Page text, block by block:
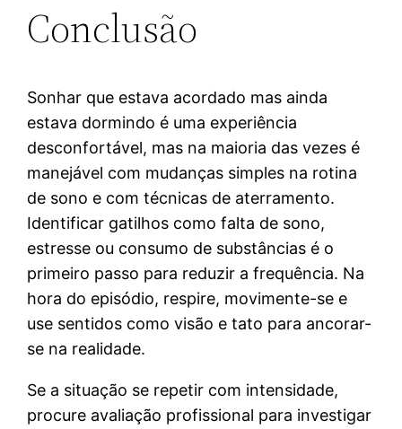
Conclusão
Sonhar que estava acordado mas ainda
estava dormindo é uma experiência
desconfortável, mas na maioria das vezes é
manejável com mudanças simples na rotina
de sono e com técnicas de aterramento.
Identificar gatilhos como falta de sono,
estresse ou consumo de substâncias é o
primeiro passo para reduzir a frequência. Na
hora do episódio, respire, movimente-se e
use sentidos como visão e tato para ancorar-
se na realidade.
Se a situação se repetir com intensidade,
procure avaliação profissional para investigar